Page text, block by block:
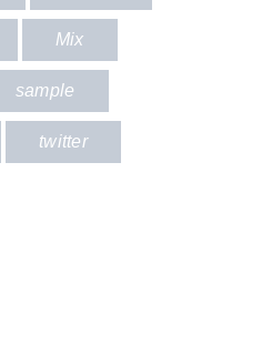
Mix
sample
twitter